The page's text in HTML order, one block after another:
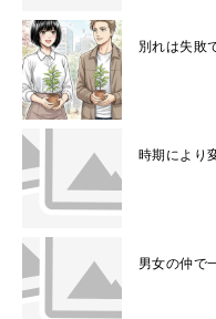
別れは失敗
時期により
男女の仲で